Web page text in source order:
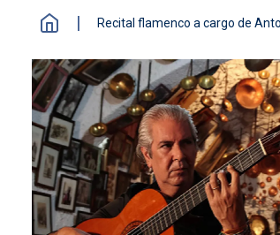
Recital flamenco a cargo de